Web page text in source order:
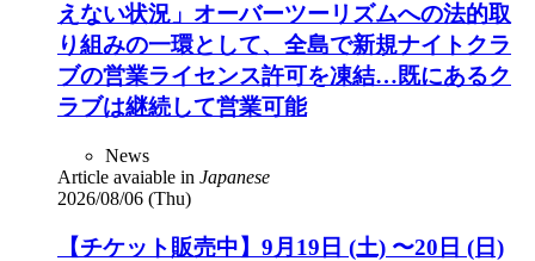
えない状況」オーバーツーリズムへの法的取
り組みの一環として、全島で新規ナイトクラ
ブの営業ライセンス許可を凍結…既にあるク
ラブは継続して営業可能
News
Article avaiable in Japanese
2026/08/06 (Thu)
【チケット販売中】9月19日 (土) 〜20日 (日)